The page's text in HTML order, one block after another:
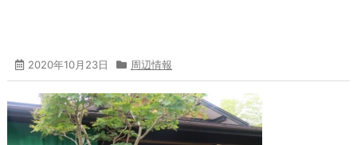
2020年10月23日 周辺情報